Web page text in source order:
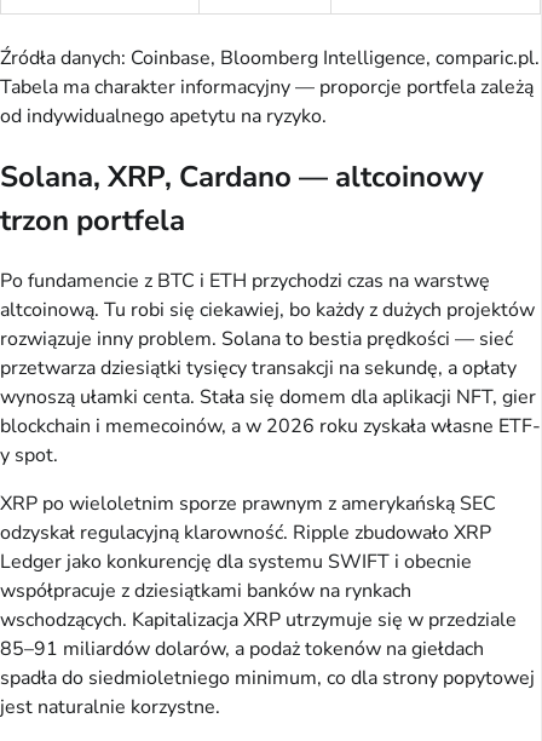
Źródła danych: Coinbase, Bloomberg Intelligence, comparic.pl.
Tabela ma charakter informacyjny — proporcje portfela zależą
od indywidualnego apetytu na ryzyko.
Solana, XRP, Cardano — altcoinowy
trzon portfela
Po fundamencie z BTC i ETH przychodzi czas na warstwę
altcoinową. Tu robi się ciekawiej, bo każdy z dużych projektów
rozwiązuje inny problem. Solana to bestia prędkości — sieć
przetwarza dziesiątki tysięcy transakcji na sekundę, a opłaty
wynoszą ułamki centa. Stała się domem dla aplikacji NFT, gier
blockchain i memecoinów, a w 2026 roku zyskała własne ETF-
y spot.
XRP po wieloletnim sporze prawnym z amerykańską SEC
odzyskał regulacyjną klarowność. Ripple zbudowało XRP
Ledger jako konkurencję dla systemu SWIFT i obecnie
współpracuje z dziesiątkami banków na rynkach
wschodzących. Kapitalizacja XRP utrzymuje się w przedziale
85–91 miliardów dolarów, a podaż tokenów na giełdach
spadła do siedmioletniego minimum, co dla strony popytowej
jest naturalnie korzystne.